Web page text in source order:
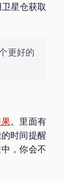
星仓获取
更好的
。里面有
时间提醒
，你会不